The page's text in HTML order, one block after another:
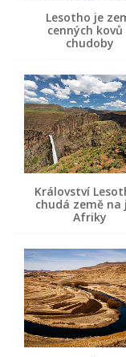
Lesotho je
cenných kovů
chudoby
Království
chudá země na
Afriky